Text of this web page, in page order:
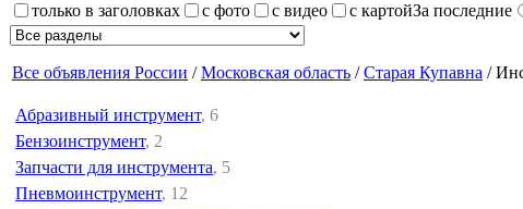
только в заголовках с фото с видео с картойЗа последние
Все объявления России /Московская область /Старая Купавна /
Абразивный инструмент, 6
Бензоинструмент, 2
Запчасти для инструмента, 5
Пневмоинструмент, 12